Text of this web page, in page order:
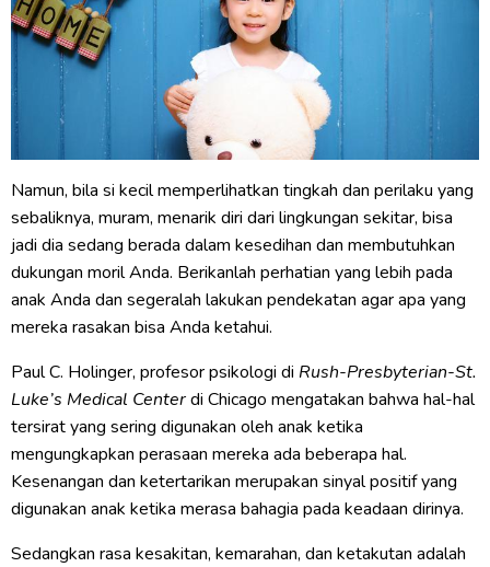
Namun, bila si kecil memperlihatkan tingkah dan perilaku yang
sebaliknya, muram, menarik diri dari lingkungan sekitar, bisa
jadi dia sedang berada dalam kesedihan dan membutuhkan
dukungan moril Anda. Berikanlah perhatian yang lebih pada
anak Anda dan segeralah lakukan pendekatan agar apa yang
mereka rasakan bisa Anda ketahui.
Paul C. Holinger, profesor psikologi di Rush-Presbyterian-St.
Luke’s Medical Centerdi Chicago mengatakan bahwa hal-hal
tersirat yang sering digunakan oleh anak ketika
mengungkapkan perasaan mereka ada beberapa hal.
Kesenangan dan ketertarikan merupakan sinyal positif yang
digunakan anak ketika merasa bahagia pada keadaan dirinya.
Sedangkan rasa kesakitan, kemarahan, dan ketakutan adalah